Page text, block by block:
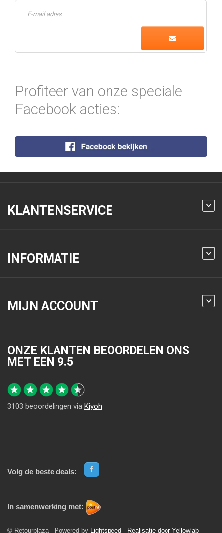
Profiteer van onze speciale
Facebook acties:
KLANTENSERVICE
INFORMATIE
MIJN ACCOUNT
ONZE KLANTEN BEOORDELEN ONS
MET EEN 9.5
3103 beoordelingen via Kiyoh
Volg de beste deals:
In samenwerking met:
© Retourplaza - Powered by Lightspeed - Realisatie door Yellowlab